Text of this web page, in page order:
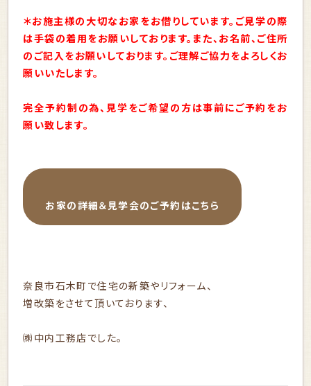
＊お施主様の大切なお家をお借りしています。ご見学の際
は手袋の着用をお願いしております。また、お名前、ご住所
のご記入をお願いしております。ご理解ご協力をよろしくお
願いいたします。
完全予約制の為、見学をご希望の方は事前にご予約をお
願い致します。
お家の詳細＆見学会のご予約はこちら
奈良市石木町で住宅の新築やリフォーム、
増改築をさせて頂いております、
㈱中内工務店でした。